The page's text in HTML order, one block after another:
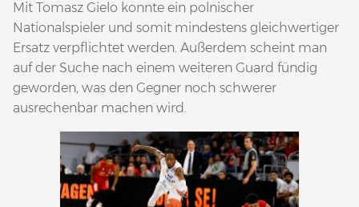
Mit Tomasz Gielo konnte ein polnischer
Nationalspieler und somit mindestens gleichwertiger
Ersatz verpflichtet werden. Außerdem scheint man
auf der Suche nach einem weiteren Guard fündig
geworden, was den Gegner noch schwerer
ausrechenbar machen wird.